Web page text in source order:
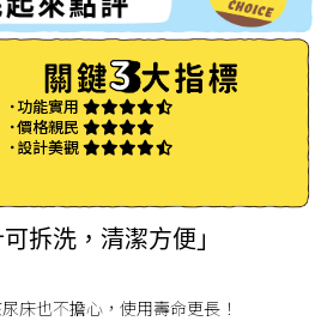
˙功能實用
˙價格親民
˙設計美觀
可拆洗，清潔方便」
床也不擔心，使用壽命更長！